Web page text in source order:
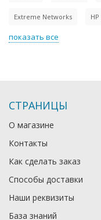
Extreme Networks HP
показать все
СТРАНИЦЫ
О магазине
Контакты
Как сделать заказ
Способы доставки
Наши реквизиты
База знаний